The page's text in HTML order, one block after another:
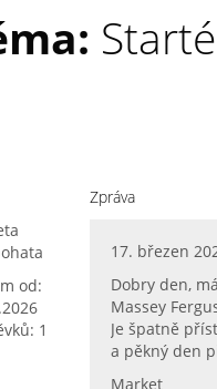
Zpráva
od:
1
17. březen
Dobry den,
Massey
Je špatně
a pěkný den
Market